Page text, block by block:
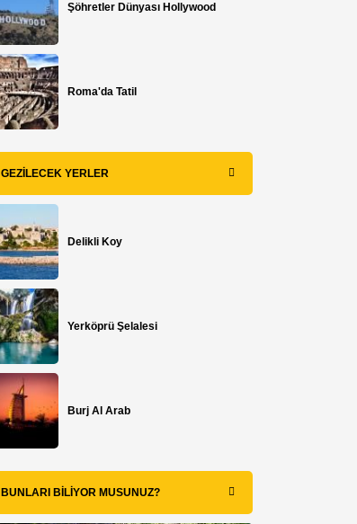
Şöhretler Dünyası Hollywood
Roma'da Tatil
GEZILECEK YERLER
Delikli Koy
Yerköprü Şelalesi
Burj Al Arab
BUNLARI BILIYOR MUSUNUZ?